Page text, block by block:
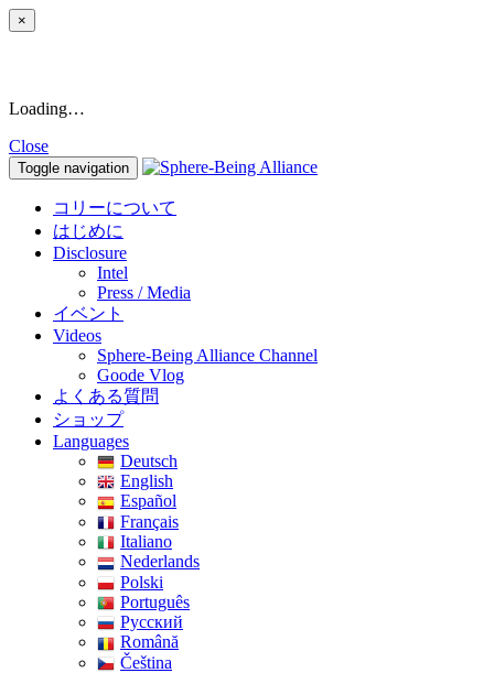
×
Loading…
Close
Toggle navigation
コリーについて
はじめに
Disclosure
Intel
Press / Media
イベント
Videos
Sphere-Being Alliance Channel
Goode Vlog
よくある質問
ショップ
Languages
Deutsch
English
Español
Français
Italiano
Nederlands
Polski
Português
Pусский
Română
Čeština